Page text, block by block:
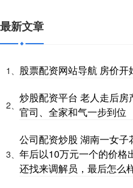
最新文章
1、 股票配资网站导航 房价开
2、
炒股配资平台 老人走后
官司、全家和气一步到位
3、
公司配资炒股 湖南一女
年后以10万元一个的价格
还找来调解员，最后怎么